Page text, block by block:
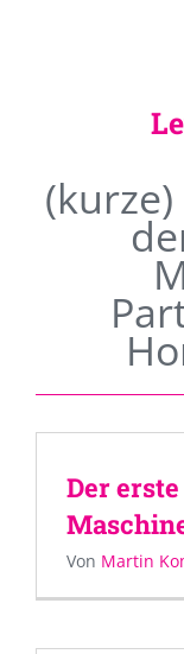
Der
Von Martin